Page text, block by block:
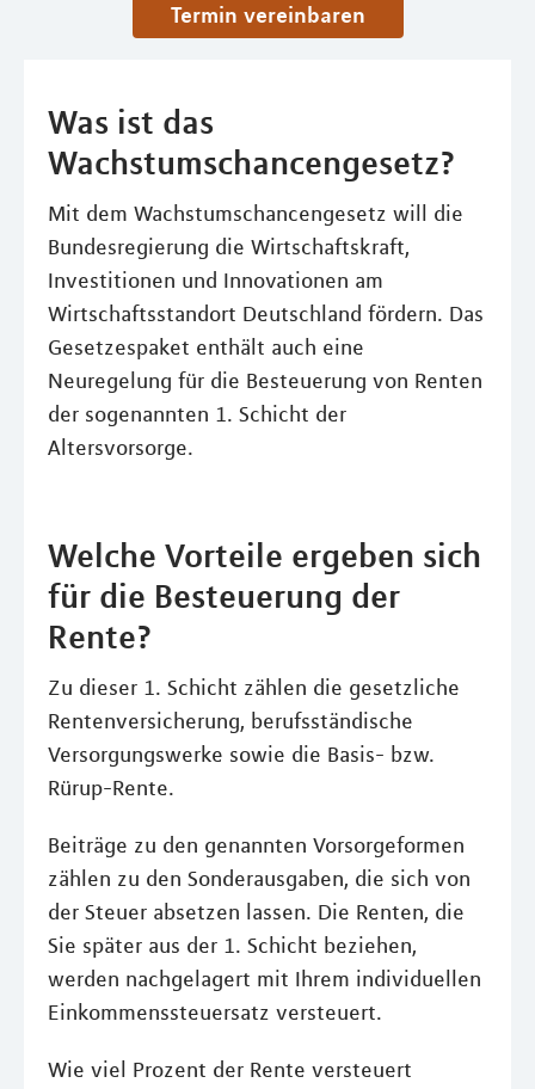
Termin vereinbaren
Was ist das
Wachstumschancengesetz?
Mit dem Wachstumschancengesetz will die
Bundesregierung die Wirtschaftskraft,
Investitionen und Innovationen am
Wirtschaftsstandort Deutschland fördern. Das
Gesetzespaket enthält auch eine
Neuregelung für die Besteuerung von Renten
der sogenannten 1. Schicht der
Altersvorsorge.
Welche Vorteile ergeben sich
für die Besteuerung der
Rente?
Zu dieser 1. Schicht zählen die gesetzliche
Rentenversicherung, berufsständische
Versorgungswerke sowie die Basis- bzw.
Rürup-Rente.
Beiträge zu den genannten Vorsorgeformen
zählen zu den Sonderausgaben, die sich von
der Steuer absetzen lassen. Die Renten, die
Sie später aus der 1. Schicht beziehen,
werden nachgelagert mit Ihrem individuellen
Einkommenssteuersatz versteuert.
Wie viel Prozent der Rente versteuert